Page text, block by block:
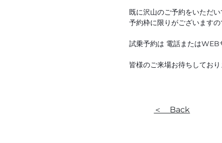
既に沢山のご予約をいただ
予約枠に限りがございます
試乗予約は 電話またはWEB
皆様のご来場お待ちしてお
＜ Back